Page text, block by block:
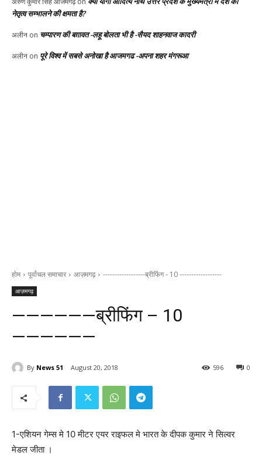
नेतृत्व सम्भालने की क्षमता है?
अलीन on चम्पारण की बग़ावत -लहू बोलता भी है -सैयद शाहनवाज कादरी
अलीन on पूरे विश्व में सबसे अनोखा है आजमगढ -अपना शहर मंगरूआ